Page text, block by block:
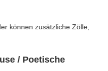
können zusätzliche Zölle,
/ Poetische